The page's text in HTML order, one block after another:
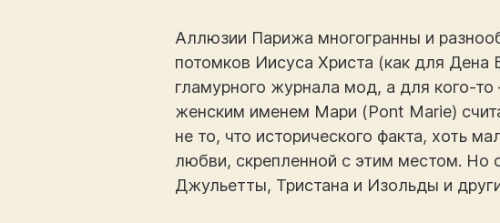
Аллюзии Парижа многогранны и
потомков Иисуса Христа (как для Дена
гламурного журнала мод, а для кого-
женским именем Мари (Pont Marie)
не то, что исторического факта, хоть
любви, скрепленной с этим местом. Но
Джульетты, Тристана и Изольды и